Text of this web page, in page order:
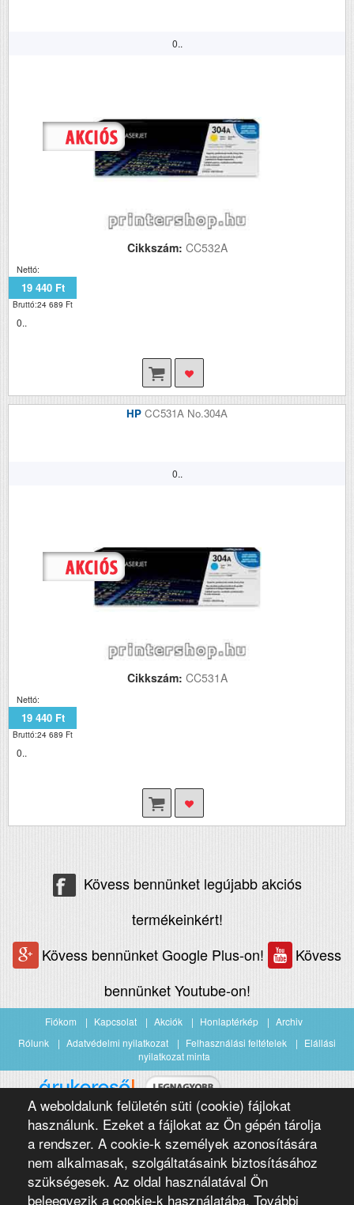
0..
Cikkszám: CC532A
Nettó:
19 440 Ft
Bruttó:24 689 Ft
0..
HP CC531A No.304A
0..
Cikkszám: CC531A
Nettó:
19 440 Ft
Bruttó:24 689 Ft
0..
A weboldalunk felületén süti (cookie) fájlokat
használunk. Ezeket a fájlokat az Ön gépén tárolja
a rendszer. A cookie-k személyek azonosítására
nem alkalmasak, szolgáltatásaink biztosításához
szükségesek. Az oldal használatával Ön
beleegyezik a cookie-k használatába. További
Kövess bennünket legújabb akciós
termékeinkért!
Kövess bennünket Google Plus-on!
Kövess
bennünket Youtube-on!
Fiókom Kapcsolat Akciók Honlaptérkép
Archiv
Rólunk
Adatvédelmi nyilatkozat Felhasználási feltételek
Elállási
nyilatkozat minta